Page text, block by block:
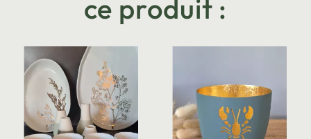
ce produit :